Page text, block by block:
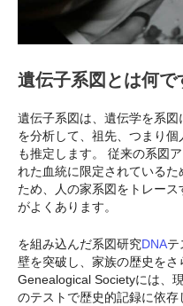
遺伝子系図とは何で
遺伝子系図は、遺伝学を系
を分析して、祖先、つまり
も推定します。 従来の系図
れた血統に限定されている
ため、人の家系図をトレー
がよくあります。
を組み込んだ系図研究DNAテ
壁を突破し、家族の歴史を
Genealogical Societyには、現
のテストで歴史的記録に依存